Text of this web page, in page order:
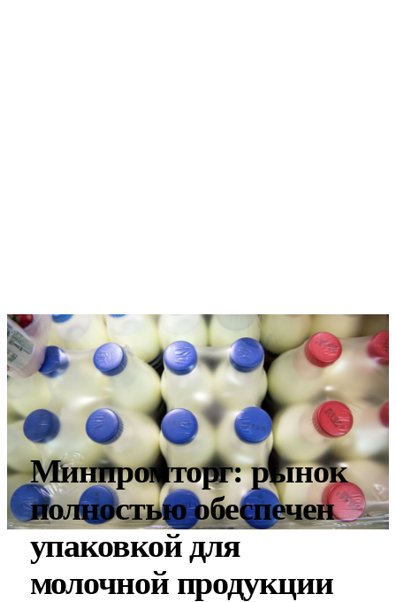
Минпромторг: рынок
полностью обеспечен
упаковкой для
молочной продукции